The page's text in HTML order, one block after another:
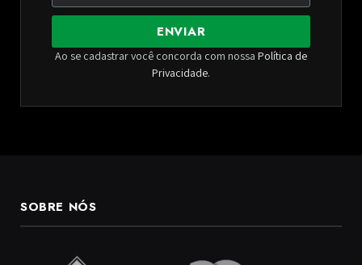
ENVIAR
Ao se cadastrar você concorda com nossa Política de
Privacidade.
SOBRE NÓS